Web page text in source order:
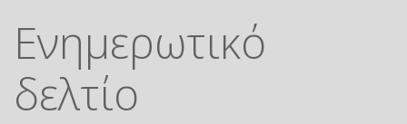
Ενημερωτικό
δελτίο